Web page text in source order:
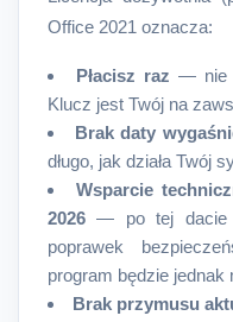
Office 2021 oznacza:
Płacisz raz — nie
Klucz jest Twój na
Brak daty
długo, jak działa Twój
Wsparcie
2026 — po tej dacie
poprawek
program będzie jednak
Brak przymusu